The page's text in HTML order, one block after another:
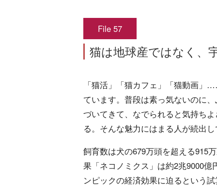
File 57
猫は地球産ではなく、
「猫活」「猫カフェ」「猫動画」
ています。普段は素っ気ないのに
づいてきて、なでられると気持ち
る。そんな魅力にはまる人が続出
飼育数は犬の679万頭を超える915
果「ネコノミクス」は約2兆9000億
ンピックの経済効果に迫るという